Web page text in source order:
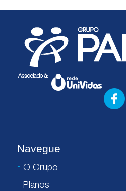
Navegue
O Grupo
Planos